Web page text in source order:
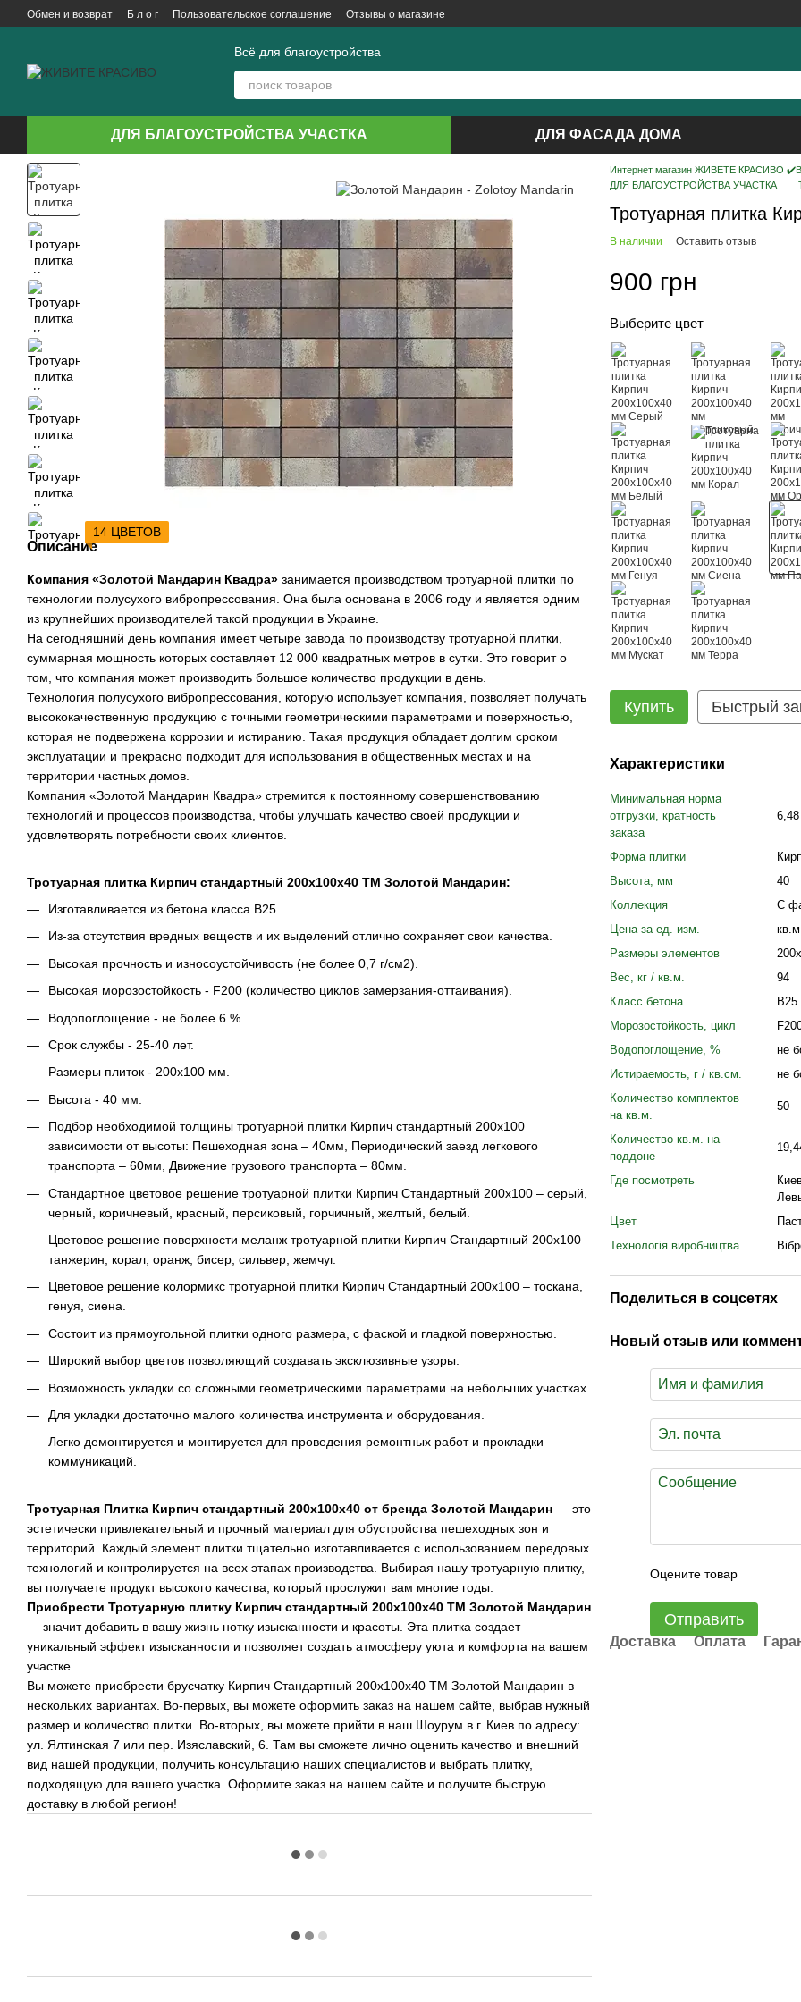
Перейти к основному контенту
Обмен и возврат Б л о г Пользовательское соглашение Отзывы о магазине
Всё для благоустройства
ДЛЯ БЛАГОУСТРОЙСТВА УЧАСТКА ДЛЯ ФАСАДА ДОМА
14 ЦВЕТОВ
Описание
Компания «Золотой Мандарин Квадра» занимается производством тротуарной плитки по
технологии полусухого вибропрессования. Она была основана в 2006 году и является одним
из крупнейших производителей такой продукции в Украине.
На сегодняшний день компания имеет четыре завода по производству тротуарной плитки,
суммарная мощность которых составляет 12 000 квадратных метров в сутки. Это говорит о
том, что компания может производить большое количество продукции в день.
Технология полусухого вибропрессования, которую использует компания, позволяет получать
высококачественную продукцию с точными геометрическими параметрами и поверхностью,
которая не подвержена коррозии и истиранию. Такая продукция обладает долгим сроком
эксплуатации и прекрасно подходит для использования в общественных местах и на
территории частных домов.
Компания «Золотой Мандарин Квадра» стремится к постоянному совершенствованию
технологий и процессов производства, чтобы улучшать качество своей продукции и
удовлетворять потребности своих клиентов.
Тротуарная плитка Кирпич стандартный 200х100х40 ТМ Золотой Мандарин:
Изготавливается из бетона класса В25.
Из-за отсутствия вредных веществ и их выделений отлично сохраняет свои качества.
Высокая прочность и износоустойчивость (не более 0,7 г/см2).
Высокая морозостойкость - F200 (количество циклов замерзания-оттаивания).
Водопоглощение - не более 6 %.
Срок службы - 25-40 лет.
Размеры плиток - 200х100 мм.
Высота - 40 мм.
Подбор необходимой толщины тротуарной плитки Кирпич стандартный 200х100
зависимости от высоты: Пешеходная зона – 40мм, Периодический заезд легкового
транспорта – 60мм, Движение грузового транспорта – 80мм.
Стандартное цветовое решение тротуарной плитки Кирпич Стандартный 200х100 – серый,
черный, коричневый, красный, персиковый, горчичный, желтый, белый.
Цветовое решение поверхности меланж тротуарной плитки Кирпич Стандартный 200х100 –
танжерин, корал, оранж, бисер, сильвер, жемчуг.
Цветовое решение колормикс тротуарной плитки Кирпич Стандартный 200х100 – тоскана,
генуя, сиена.
Состоит из прямоугольной плитки одного размера, с фаской и гладкой поверхностью.
Широкий выбор цветов позволяющий создавать эксклюзивные узоры.
Возможность укладки со сложными геометрическими параметрами на небольших участках.
Для укладки достаточно малого количества инструмента и оборудования.
Легко демонтируется и монтируется для проведения ремонтных работ и прокладки
коммуникаций.
Тротуарная Плитка Кирпич стандартный 200х100х40 от бренда Золотой Мандарин — это
эстетически привлекательный и прочный материал для обустройства пешеходных зон и
территорий. Каждый элемент плитки тщательно изготавливается с использованием передовых
технологий и контролируется на всех этапах производства. Выбирая нашу тротуарную плитку,
вы получаете продукт высокого качества, который прослужит вам многие годы.
Приобрести Тротуарную плитку Кирпич стандартный 200х100х40 ТМ Золотой Мандарин
— значит добавить в вашу жизнь нотку изысканности и красоты. Эта плитка создает
уникальный эффект изысканности и позволяет создать атмосферу уюта и комфорта на вашем
участке.
Вы можете приобрести брусчатку Кирпич Стандартный 200х100х40 ТМ Золотой Мандарин в
нескольких вариантах. Во-первых, вы можете оформить заказ на нашем сайте, выбрав нужный
размер и количество плитки. Во-вторых, вы можете прийти в наш Шоурум в г. Киев по адресу:
ул. Ялтинская 7 или пер. Изяславский, 6. Там вы сможете лично оценить качество и внешний
вид нашей продукции, получить консультацию наших специалистов и выбрать плитку,
подходящую для вашего участка. Оформите заказ на нашем сайте и получите быструю
доставку в любой регион!
Интернет магазин ЖИВЕТЕ КРАСИВО
ДЛЯ БЛАГОУСТРОЙСТВА УЧАСТКА
Тротуарная плитка
В наличии Оставить отзыв
900 грн
Выберите цвет
Купить Быстрый
Характеристики
Минимальная норма
отгрузки, кратность
заказа
Форма плитки
Высота, мм
40
Коллекция
С
Цена за ед. изм.
Размеры элементов
Вес, кг / кв.м.
94
Класс бетона
B25
Морозостойкость, цикл
Водопоглощение, %
не
Истираемость, г / кв.см.
не
Количество комплектов
на кв.м.
50
Количество кв.м. на
поддоне
Где посмотреть
Цвет
Технологія виробництва
Поделиться в соцсетях
Новый отзыв или
Оцените товар
Отправить
Доставка Оплата